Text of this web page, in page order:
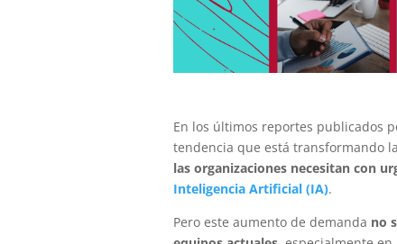
En los últimos reportes publicados
tendencia que está transformando
las organizaciones necesitan con
Inteligencia Artificial (IA).
Pero este aumento de demanda no